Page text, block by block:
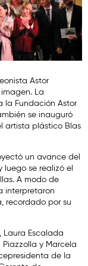
Astor
La
la Fundación Astor
se inauguró
artista plástico Blas
un avance del
luego se realizó el
A modo de
interpretaron
recordado por su
Laura Escalada
Piazzolla y Marcela
de la